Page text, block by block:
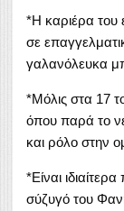
*Η καριέρα του
σε
γαλανόλευκα
*Μόλις στα 17
όπου παρά το
και ρόλο στην
*Είναι
σύζυγό του